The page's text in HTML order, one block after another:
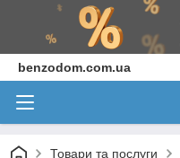
benzodom.com.ua
Товари та послуги